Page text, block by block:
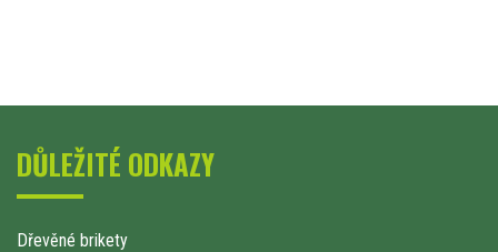
DŮLEŽITÉ ODKAZY
Dřevěné brikety